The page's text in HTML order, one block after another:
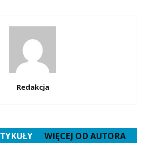
Redakcja
WIĘCEJ OD AUTORA